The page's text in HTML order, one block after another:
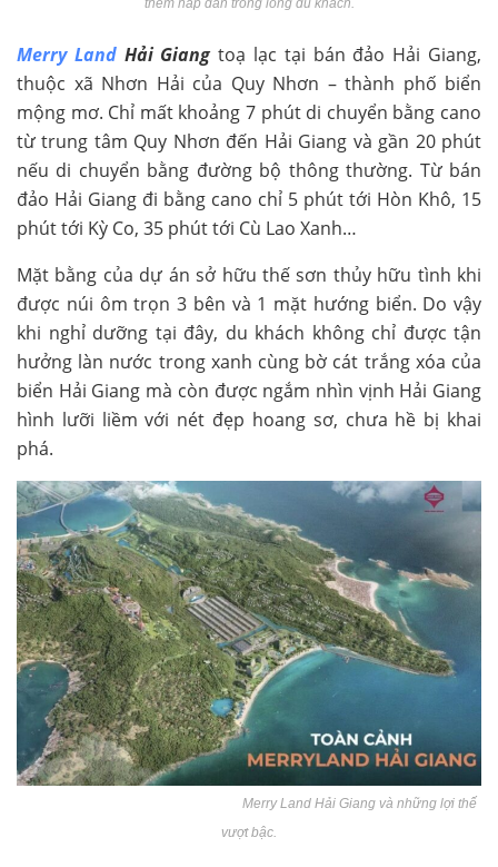
thêm hấp dẫn trong lòng du khách.
Merry Land Hải Giangtoạ lạc tại bán đảo Hải Giang,
thuộc xã Nhơn Hải của Quy Nhơn – thành phố biển
mộng mơ. Chỉ mất khoảng 7 phút di chuyển bằng cano
từ trung tâm Quy Nhơn đến Hải Giang và gần 20 phút
nếu di chuyển bằng đường bộ thông thường. Từ bán
đảo Hải Giang đi bằng cano chỉ 5 phút tới Hòn Khô, 15
phút tới Kỳ Co, 35 phút tới Cù Lao Xanh…
Mặt bằng của dự án sở hữu thế sơn thủy hữu tình khi
được núi ôm trọn 3 bên và 1 mặt hướng biển. Do vậy
khi nghỉ dưỡng tại đây, du khách không chỉ được tận
hưởng làn nước trong xanh cùng bờ cát trắng xóa của
biển Hải Giang mà còn được ngắm nhìn vịnh Hải Giang
hình lưỡi liềm với nét đẹp hoang sơ, chưa hề bị khai
phá.
Merry Land Hải Giang và những lợi thế
vượt bậc.